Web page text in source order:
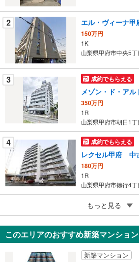
条
件
ペ
ー
す
る
2 エル・ヴィーナ甲
150万円
1K
山梨県甲府市中央5丁
3 成約でもらえる
メゾン・ド・ア
350万円
1R
山梨県甲府市朝日1丁
4 成約でもらえる
レクセル甲府 中
180万円
1R
山梨県甲府市徳行4丁
成約でもらえる
エルヴィーナ甲
260万円
1R
もっと見る
このエリアのおすすめ新築マンション
新築マンション